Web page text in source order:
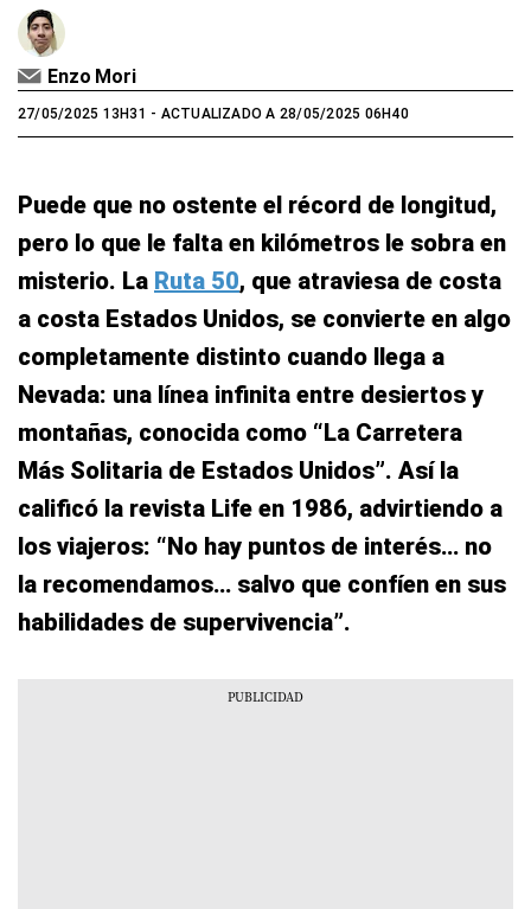
Enzo Mori
27/05/2025 13H31 - ACTUALIZADO A 28/05/2025 06H40
Puede que no ostente el récord de longitud,
pero lo que le falta en kilómetros le sobra en
misterio. La Ruta 50, que atraviesa de costa
a costa Estados Unidos, se convierte en algo
completamente distinto cuando llega a
Nevada: una línea infinita entre desiertos y
montañas, conocida como “La Carretera
Más Solitaria de Estados Unidos”. Así la
calificó la revista Life en 1986, advirtiendo a
los viajeros: “No hay puntos de interés… no
la recomendamos… salvo que confíen en sus
habilidades de supervivencia”.